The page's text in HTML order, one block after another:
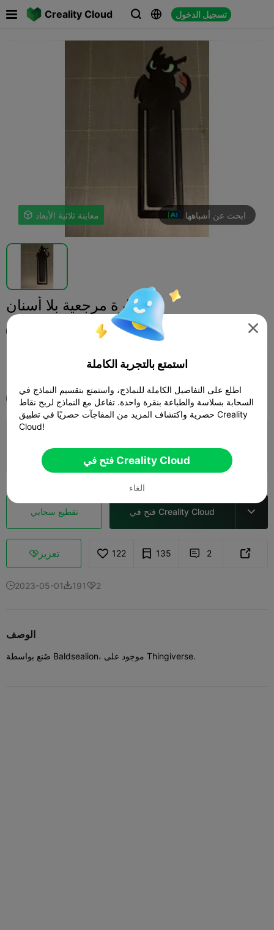
Creality Cloud   تسجيل الدخول
 معاينة ثلاثية الأبعاد ابحث عن أشباهها
إشارة مرجعية بلا أسنان
Cyril “Dj1d4n3” Fabreguettes
إضافة فن وتصميم 
الجميع Ender-3 V3
06m 31s 1 plates
تقطيع سحابي فتح في Creality Cloud 
تعزيز 122 135  2 
2023-05-011912
الوصف
صُنع بواسطة Baldsealion، موجود على Thingiverse.

استمتع بالتجربة الكاملة
اطلع على التفاصيل الكاملة للنماذج، واستمتع بتقسيم النماذج في
السحابة بسلاسة والطباعة بنقرة واحدة. تفاعل مع النماذج لربح نقاط
حصرية واكتشاف المزيد من المفاجآت حصريًا في تطبيق Creality
Cloud!
فتح في Creality Cloud
الغاء